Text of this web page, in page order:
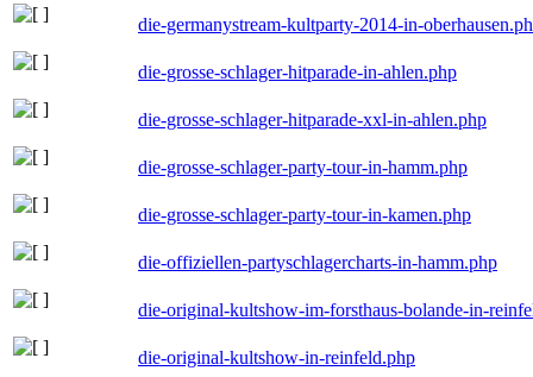
die-germanystream-kultparty-2014-in-
die-grosse-schlager-hitparade-in-ahlen.php
die-grosse-schlager-hitparade-xxl-in-ahlen.php
die-grosse-schlager-party-tour-in-hamm.php
die-grosse-schlager-party-tour-in-kamen.php
die-offiziellen-partyschlagercharts-in-hamm.php
die-original-kultshow-im-forsthaus-bolande-in-
die-original-kultshow-in-reinfeld.php